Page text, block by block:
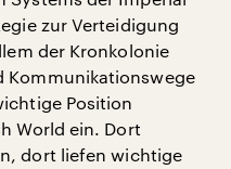
zur Verteidigung
der Kronkolonie
Kommunikationswege
Position
World ein. Dort
dort liefen wichtige